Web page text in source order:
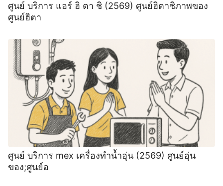
ศูนย์ บริการ แอร์ ฮิ ตา ชิ (2569) ศูนย์ฮิตาชิภาพของ
ศูนย์ฮิตา
ศูนย์ บริการ mex เครื่องทำน้ำอุ่น (2569) ศูนย์อุ่น
ของ;ศูนย์อ